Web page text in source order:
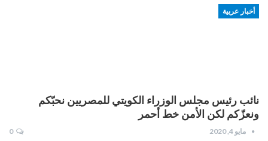
أخبار عربية
نائب رئيس مجلس الوزراء الكويتي للمصريين نحبّكم
ونعزّكم لكن الأمن خط أحمر
مايو 4, 2020 0